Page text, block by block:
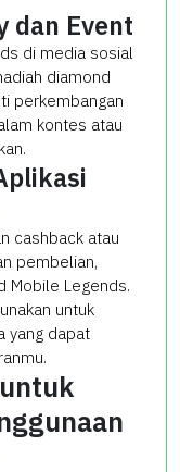
dan Event
di media sosial
diamond
perkembangan
kontes atau
cashback atau
pembelian,
Mobile Legends.
untuk
yang dapat